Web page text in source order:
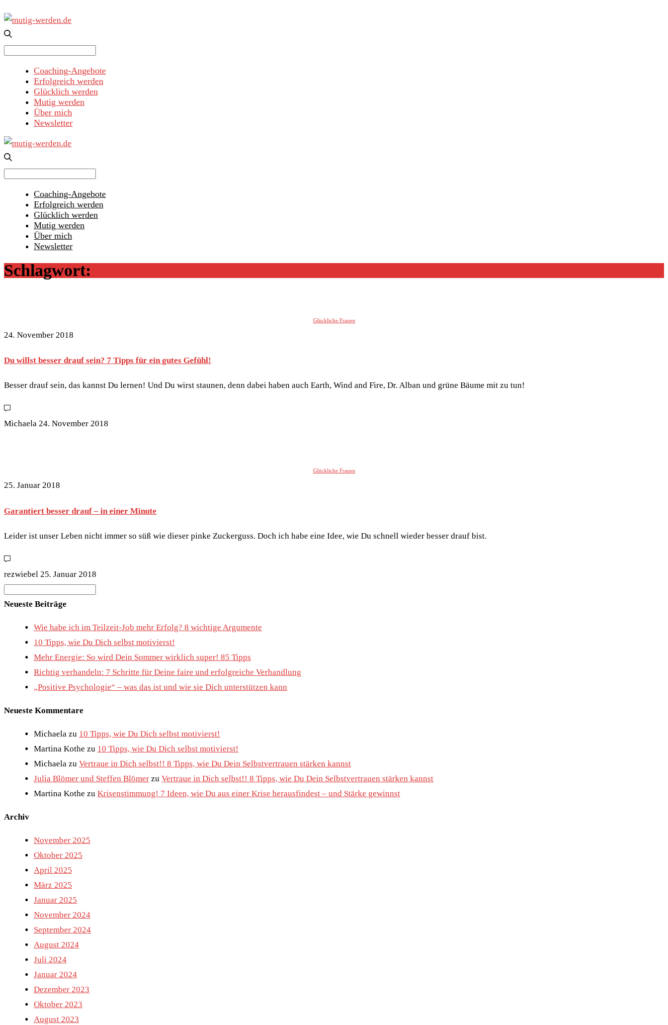
Coaching-Angebote
Erfolgreich werden
Glücklich werden
Mutig werden
Über mich
Newsletter
Coaching-Angebote
Erfolgreich werden
Glücklich werden
Mutig werden
Über mich
Newsletter
Schlagwort:
Glückliche Frauen
24. November 2018
Du willst besser drauf sein? 7 Tipps für ein gutes Gefühl!
Besser drauf sein, das kannst Du lernen! Und Du wirst staunen, denn dabei haben auch Earth, Wind and Fire, Dr. Alban und grüne Bäume mit zu tun!
Michaela 24. November 2018
Glückliche Frauen
25. Januar 2018
Garantiert besser drauf – in einer Minute
Leider ist unser Leben nicht immer so süß wie dieser pinke Zuckerguss. Doch ich habe eine Idee, wie Du schnell wieder besser drauf bist.
rezwiebel 25. Januar 2018
for:
Neueste Beiträge
Wie habe ich im Teilzeit-Job mehr Erfolg? 8 wichtige Argumente
10 Tipps, wie Du Dich selbst motivierst!
Mehr Energie: So wird Dein Sommer wirklich super! 85 Tipps
Richtig verhandeln: 7 Schritte für Deine faire und erfolgreiche Verhandlung
„Positive Psychologie“ – was das ist und wie sie Dich unterstützen kann
Neueste Kommentare
Michaela zu 10 Tipps, wie Du Dich selbst motivierst!
Martina Kothe zu 10 Tipps, wie Du Dich selbst motivierst!
Michaela zu Vertraue in Dich selbst!! 8 Tipps, wie Du Dein Selbstvertrauen stärken kannst
Julia Blömer und Steffen Blömer zu Vertraue in Dich selbst!! 8 Tipps, wie Du Dein Selbstvertrauen stärken kannst
Martina Kothe zu Krisenstimmung! 7 Ideen, wie Du aus einer Krise herausfindest – und Stärke gewinnst
Archiv
November 2025
Oktober 2025
April 2025
März 2025
Januar 2025
November 2024
September 2024
August 2024
Juli 2024
Januar 2024
Dezember 2023
Oktober 2023
August 2023